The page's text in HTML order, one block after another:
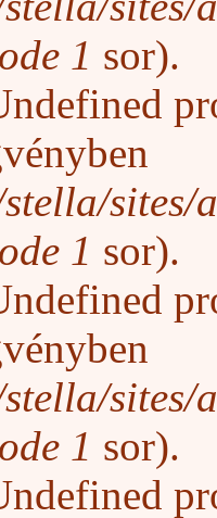
1 sor).
sites/
1 sor).
sites/
1 sor).